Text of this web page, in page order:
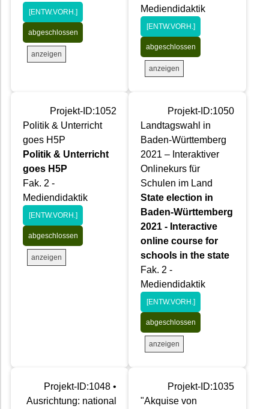
[ENTW.VORH.]
abgeschlossen
anzeigen
Mediendidaktik
[ENTW.VORH.]
abgeschlossen
anzeigen
Projekt-ID:1052
Politik & Unterricht
goes H5P
Politik & Unterricht
goes H5P
Fak. 2 -
Mediendidaktik
[ENTW.VORH.]
abgeschlossen
anzeigen
Projekt-ID:1050
Landtagswahl in
Baden-Württemberg
2021 – Interaktiver
Onlinekurs für
Schulen im Land
State election in
Baden-Württemberg
2021 - Interactive
online course for
schools in the state
Fak. 2 -
Mediendidaktik
[ENTW.VORH.]
abgeschlossen
anzeigen
Projekt-ID:1048 •
Ausrichtung: national
Projekt-ID:1035
"Akquise von